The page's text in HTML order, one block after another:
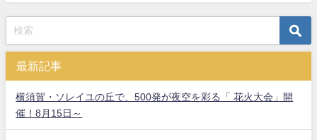
最新記事
横須賀・ソレイユの丘で、500発が夜空を彩る「 花火大会」開
催！8月15日～